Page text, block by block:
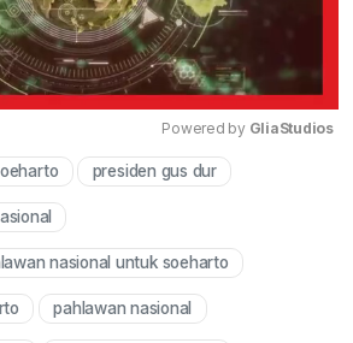
Powered by GliaStudios
presiden gus dur
nasional untuk soeharto
pahlawan nasional